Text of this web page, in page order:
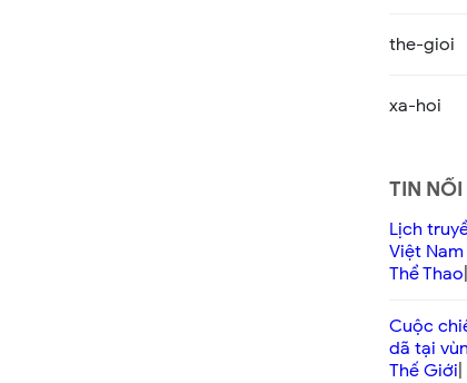
the-gioi
xa-hoi
TIN NỔI
Lịch
Việt Nam
Thể Thao
Cuộc
dã tại
Thế Giới